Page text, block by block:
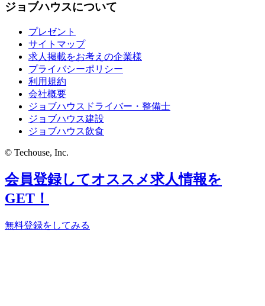
ジョブハウスについて
プレゼント
サイトマップ
求人掲載をお考えの企業様
プライバシーポリシー
利用規約
会社概要
ジョブハウスドライバー・整備士
ジョブハウス建設
ジョブハウス飲食
© Techouse, Inc.
会員登録してオススメ求人情報を
GET！
無料登録をしてみる